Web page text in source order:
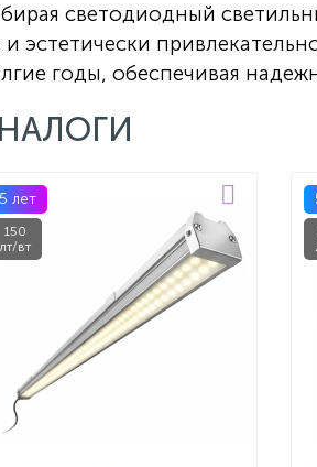
светодиодный
и эстетически
годы, обеспечивая
5 лет
150
лт/вт